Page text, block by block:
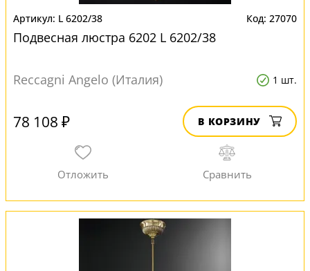
L 6202/38 27070
Подвесная люстра 6202 L 6202/38
Reccagni Angelo (Италия) 1 шт.
78 108 ₽ В КОРЗИНУ